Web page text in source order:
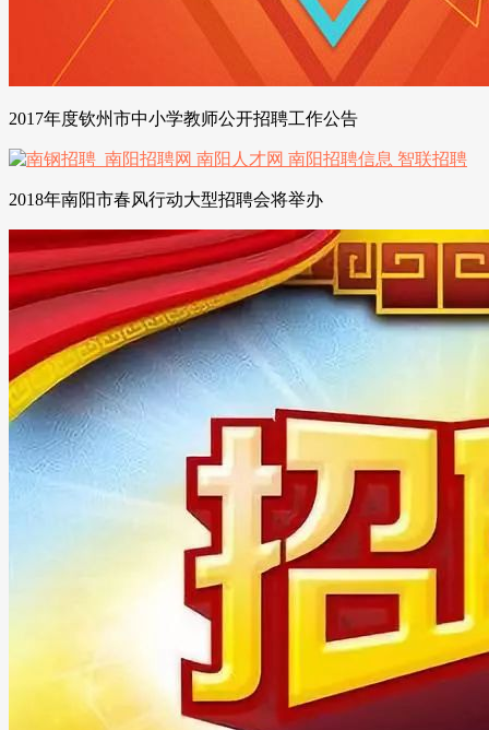
2017年度钦州市中小学教师公开招聘工作公告
2018年南阳市春风行动大型招聘会将举办